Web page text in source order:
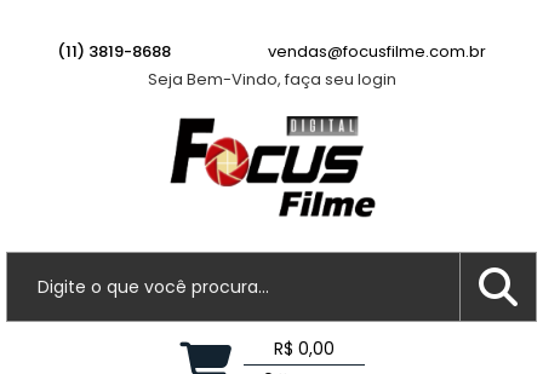
(11) 3819-8688
vendas@focusfilme.com.br
Seja Bem-Vindo, faça seu login
R$ 0,00